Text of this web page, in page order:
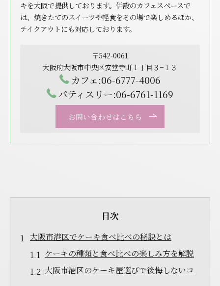
キを大阪で提供しております。併設のカフェスペースで
は、焼きたてのスイーツや軽食をその場で楽しめるほか、
テイクアウトにも対応しております。
〒542-0061
大阪府大阪市中央区安堂寺町１丁目３−１３
カフェ:06-6777-4006
パティスリー:06-6761-1169
お問い合わせはこちら
目次
大阪市港区でケーキ食べ比べの秘訣とは
ケーキの種類と食べ比べの楽しみ方を解説
大阪市港区のケーキ屋選びで後悔しないコ